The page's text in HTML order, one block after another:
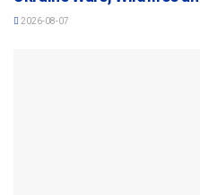
2026-08-07